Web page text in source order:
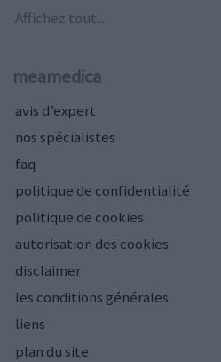
Affichez tout...
meamedica
avis d’expert
nos spécialistes
faq
politique de confidentialité
politique de cookies
autorisation des cookies
disclaimer
les conditions générales
liens
plan du site